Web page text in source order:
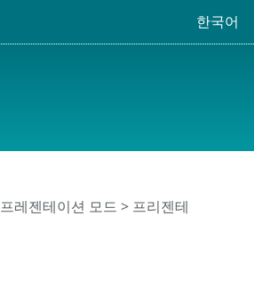
한국어
프레젠테이션 모드 > 프리젠테